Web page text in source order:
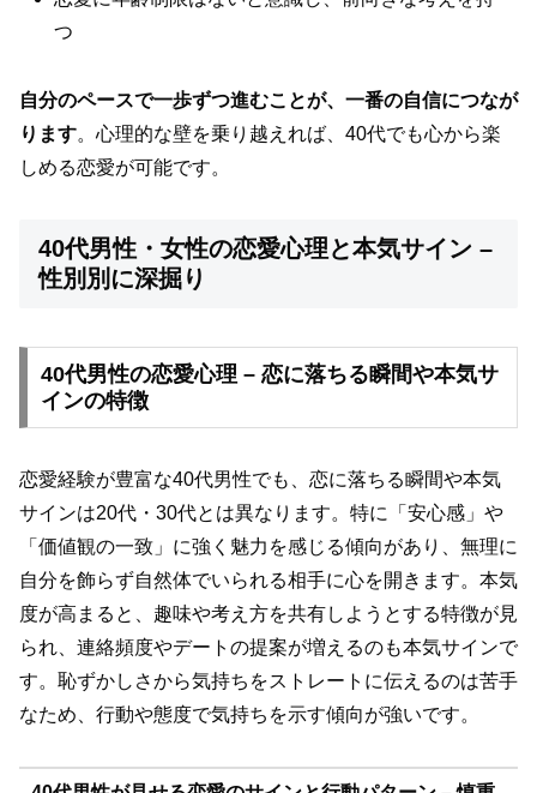
つ
自分のペースで一歩ずつ進むことが、一番の自信につなが
ります。心理的な壁を乗り越えれば、40代でも心から楽
しめる恋愛が可能です。
40代男性・女性の恋愛心理と本気サイン –
性別別に深掘り
40代男性の恋愛心理 – 恋に落ちる瞬間や本気サ
インの特徴
恋愛経験が豊富な40代男性でも、恋に落ちる瞬間や本気
サインは20代・30代とは異なります。特に「安心感」や
「価値観の一致」に強く魅力を感じる傾向があり、無理に
自分を飾らず自然体でいられる相手に心を開きます。本気
度が高まると、趣味や考え方を共有しようとする特徴が見
られ、連絡頻度やデートの提案が増えるのも本気サインで
す。恥ずかしさから気持ちをストレートに伝えるのは苦手
なため、行動や態度で気持ちを示す傾向が強いです。